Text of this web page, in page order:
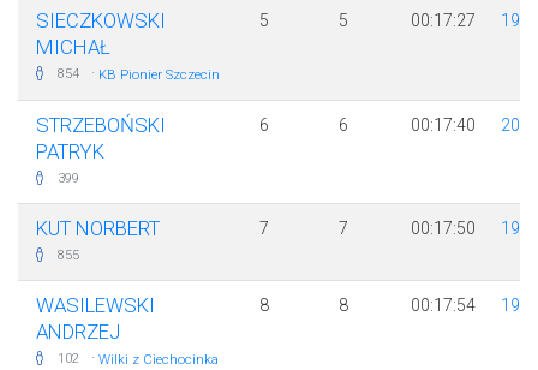
SIECZKOWSKI
MICHAŁ
854 · KB Pionier Szczecin
5 5 00:17:27 1983
STRZEBOŃSKI
PATRYK
399
6 6 00:17:40 2004
KUT NORBERT
855
7 7 00:17:50 1989
WASILEWSKI
ANDRZEJ
102 · Wilki z Ciechocinka
8 8 00:17:54 1978